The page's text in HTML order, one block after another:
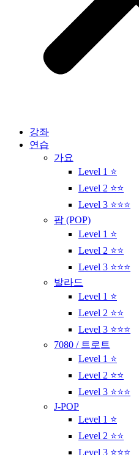
강좌
연습
가요
Level 1 ⭐
Level 2 ⭐⭐
Level 3 ⭐⭐⭐
팝 (POP)
Level 1 ⭐
Level 2 ⭐⭐
Level 3 ⭐⭐⭐
발라드
Level 1 ⭐
Level 2 ⭐⭐
Level 3 ⭐⭐⭐
7080 / 트로트
Level 1 ⭐
Level 2 ⭐⭐
Level 3 ⭐⭐⭐
J-POP
Level 1 ⭐
Level 2 ⭐⭐
Level 3 ⭐⭐⭐